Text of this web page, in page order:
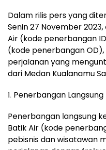
Dalam rilis pers yang
Senin 27 November
Air (kode penerbangan
(kode penerbangan
perjalanan yang
dari Medan Kualanamu
1. Penerbangan
Penerbangan langsung
Batik Air (kode
pebisnis dan wisatawan